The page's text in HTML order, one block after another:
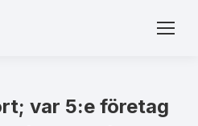
var 5:e företag